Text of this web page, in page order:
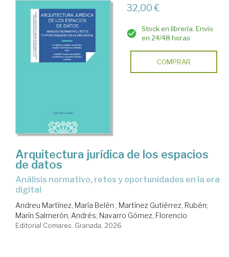
32,00 €
Stock en librería. Envío
en 24/48 horas
COMPRAR
Arquitectura jurídica de los espacios
de datos
Análisis normativo, retos y oportunidades en la era
digital
Andreu Martínez, María Belén ; Martínez Gutiérrez, Rubén;
Marín Salmerón, Andrés; Navarro Gómez, Florencio
Editorial Comares. Granada, 2026